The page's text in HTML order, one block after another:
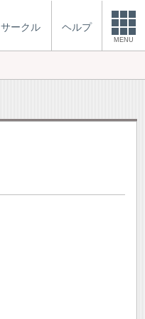
サークル ヘルプ
MENU